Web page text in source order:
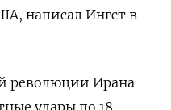
написал Ингст в
революции Ирана